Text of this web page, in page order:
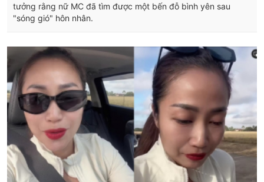
tưởng rằng nữ MC đã tìm được một bến đỗ bình yên sau
"sóng gió" hôn nhân.